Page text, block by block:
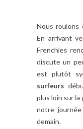
Nous roulons
En arrivant
Frenchies
discute un
est plutôt
surfeurs
plus loin sur
notre
demain.